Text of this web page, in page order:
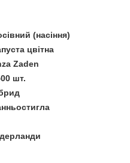
(насіння)
цвітна
Zaden
шт.